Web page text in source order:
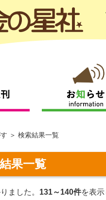
検索結果一覧
果一覧
ました。 131～140件を表示